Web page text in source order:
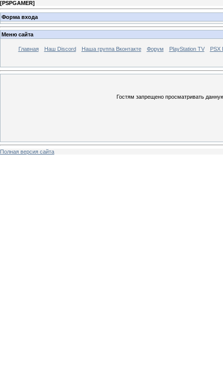
[PSPGAMER]
Форма входа
Меню сайта
Главная Наш Discord Наша группа Вконтакте Форум PlayStation TV PSX
Гостям запрещено просматривать
Полная версия сайта